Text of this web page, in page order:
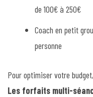
de 100€ à 250€
Coach en petit
personne
Pour optimiser votre
Les forfaits multi-